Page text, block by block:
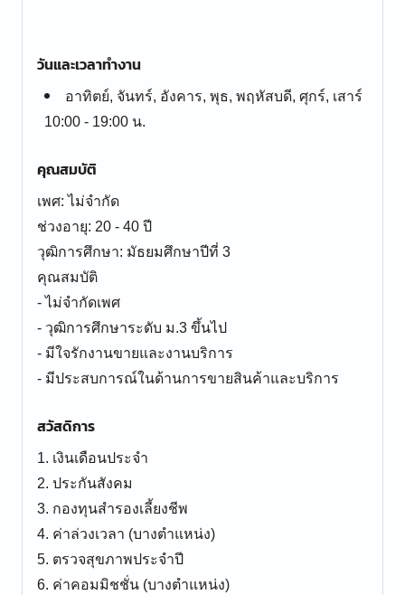
วันและเวลาทำงาน
อาทิตย์, จันทร์, อังคาร, พุธ, พฤหัสบดี, ศุกร์, เสาร์
10:00 - 19:00 น.
คุณสมบัติ
เพศ: ไม่จำกัด
ช่วงอายุ: 20 - 40 ปี
วุฒิการศึกษา: มัธยมศึกษาปีที่ 3
คุณสมบัติ
- ไม่จำกัดเพศ
- วุฒิการศึกษาระดับ ม.3 ขึ้นไป
- มีใจรักงานขายและงานบริการ
สวัสดิการ
1. เงินเดือนประจำ
2. ประกันสังคม
3. กองทุนสำรองเลี้ยงชีพ
4. ค่าล่วงเวลา (บางตำแหน่ง)
5. ตรวจสุขภาพประจำปี
6. ค่าคอมมิชชั่น (บางตำแหน่ง)